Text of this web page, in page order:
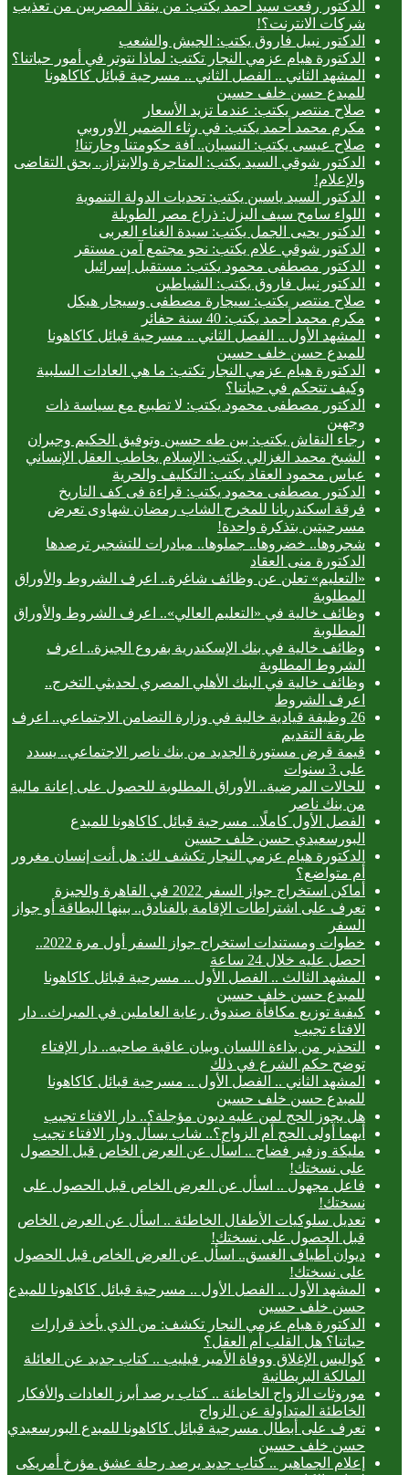
الدكتور رفعت سيد أحمد يكتب: من ينقذ المصريين من تعذيب
شركات الانترنت؟!
الدكتور نبيل فاروق يكتب: الجيش والشعب
الدكتورة هيام عزمي النجار تكتب: لماذا نتوتر في أمور حياتنا؟
المشهد الثاني .. الفصل الثاني .. مسرحية قبائل كاكاهونا
للمبدع حسن خلف حسين
صلاح منتصر يكتب: عندما تزيد الأسعار
مكرم محمد أحمد يكتب: في رثاء الضمير الأوروبي
صلاح عيسى يكتب: النسيان.. آفة حكومتنا وحارتنا!
الدكتور شوقي السيد يكتب: المتاجرة والابتزاز.. بحق التقاضى
والإعلام!
الدكتور السيد ياسين يكتب: تحديات الدولة التنموية
اللواء سامح سيف اليزل: ذراع مصر الطويلة
الدكتور يحيى الجمل يكتب: سيدة الغناء العربى
الدكتور شوقي علام يكتب: نحو مجتمع آمن مستقر
الدكتور مصطفى محمود يكتب: مستقبل إسرائيل
الدكتور نبيل فاروق يكتب: الشياطين
صلاح منتصر يكتب: سيجارة مصطفى وسيجار هيكل
مكرم محمد أحمد يكتب: 40 سنة حفائر
المشهد الأول .. الفصل الثاني .. مسرحية قبائل كاكاهونا
للمبدع حسن خلف حسين
الدكتورة هيام عزمي النجار تكتب: ما هي العادات السلبية
وكيف تتحكم في حياتنا؟
الدكتور مصطفى محمود يكتب: لا تطبيع مع سياسة ذات
وجهين
رجاء النقاش يكتب: بين طه حسين وتوفيق الحكيم وجبران
الشيخ محمد الغزالي يكتب: الإسلام يخاطب العقل الإنساني
عباس محمود العقاد يكتب: التكليف والحرية
الدكتور مصطفى محمود يكتب: قراءة فى كف التاريخ
فرقة اسكندريانا للمخرج الشاب رمضان شهاوى تعرض
مسرحيتين بتذكرة واحدة!
شجروها.. خضروها.. جملوها.. مبادرات للتشجير ترصدها
الدكتورة منى العقاد
«التعليم» تعلن عن وظائف شاغرة.. اعرف الشروط والأوراق
المطلوبة
وظائف خالية في «التعليم العالي».. اعرف الشروط والأوراق
المطلوبة
وظائف خالية في بنك الإسكندرية بفروع الجيزة.. اعرف
الشروط المطلوبة
وظائف خالية في البنك الأهلي المصري لحديثي التخرج..
اعرف الشروط
26 وظيفة قيادية خالية في وزارة التضامن الاجتماعي.. اعرف
طريقة التقديم
قيمة قرض مستورة الجديد من بنك ناصر الاجتماعي.. يسدد
على 3 سنوات
للحالات المرضية.. الأوراق المطلوبة للحصول على إعانة مالية
من بنك ناصر
الفصل الأول كاملًا.. مسرحية قبائل كاكاهونا للمبدع
البورسعيدي حسن خلف حسين
الدكتورة هيام عزمي النجار تكشف لك: هل أنت إنسان مغرور
أم متواضع؟
أماكن استخراج جواز السفر 2022 في القاهرة والجيزة
تعرف على اشتراطات الإقامة بالفنادق.. بينها البطاقة أو جواز
السفر
خطوات ومستندات استخراج جواز السفر أول مرة 2022..
احصل عليه خلال 24 ساعة
المشهد الثالث .. الفصل الأول .. مسرحية قبائل كاكاهونا
للمبدع حسن خلف حسين
كيفية توزيع مكافأة صندوق رعاية العاملين في الميراث.. دار
الافتاء تجيب
التحذير من بذاءة اللسان وبيان عاقبة صاحبه.. دار الإفتاء
توضح حكم الشرع في ذلك
المشهد الثاني .. الفصل الأول .. مسرحية قبائل كاكاهونا
للمبدع حسن خلف حسين
هل يجوز الحج لمن عليه ديون مؤجلة؟.. دار الافتاء تجيب
أيهما أولى الحج أم الزواج؟.. شاب يسأل ودار الافتاء تجيب
مليكة وزفير فضاح .. اسأل عن العرض الخاص قبل الحصول
على نسختك!
فاعل مجهول .. اسأل عن العرض الخاص قبل الحصول على
نسختك!
تعديل سلوكيات الأطفال الخاطئة .. اسأل عن العرض الخاص
قبل الحصول على نسختك!
ديوان أطياف الغسق.. اسأل عن العرض الخاص قبل الحصول
على نسختك!
المشهد الأول .. الفصل الأول .. مسرحية قبائل كاكاهونا للمبدع
حسن خلف حسين
الدكتورة هيام عزمي النجار تكشف: من الذي يأخذ قرارات
حياتنا؟ هل القلب أم العقل؟
كواليس الإغلاق ووفاة الأمير فيليب .. كتاب جديد عن العائلة
المالكة البريطانية
موروثات الزواج الخاطئة .. كتاب يرصد أبرز العادات والأفكار
الخاطئة المتداولة عن الزواج
تعرف على أبطال مسرحية قبائل كاكاهونا للمبدع البورسعيدي
حسن خلف حسين
إعلام الجماهير .. كتاب جديد يرصد رحلة عشق مؤرخ أمريكى